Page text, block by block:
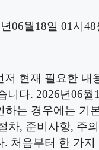
06월18일 01시48
저 현재 필요한 내
니다. 2026년06월
하는 경우에는 기
차, 준비사항, 주
처음부터 한 가지